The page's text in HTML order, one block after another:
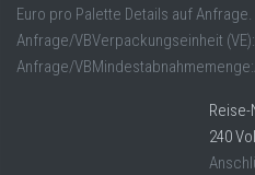
Euro pro Palette Details auf
Anfrage/VBVerpackungseinheit
Anfrage/
240